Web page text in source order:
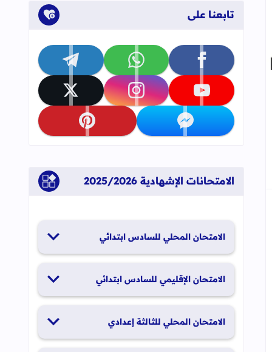
العلامات المرجعية
تابعنا على
تابعنا على facebook تابعنا على whatsapp تابعنا على telegram
تابعنا على youtube تابعنا على instagram تابعنا على x
تابعنا على messenger تابعنا على pinterest
الامتحانات الإشهادية 2025/2026
الامتحان المحلي للسادس ابتدائي
الامتحان الإقليمي للسادس ابتدائي
الامتحان المحلي للثالثة إعدادي